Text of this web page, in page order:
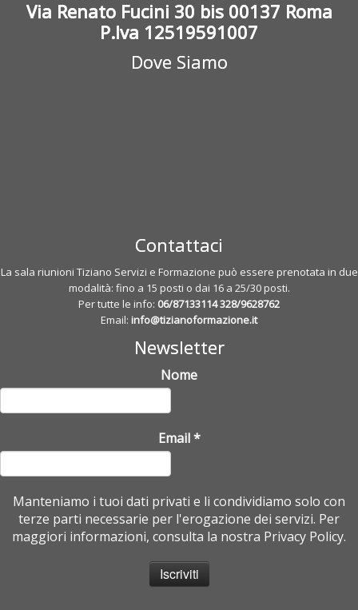
Via Renato Fucini 30 bis 00137 Roma
P.Iva 12519591007
Dove Siamo
Contattaci
La sala riunioni Tiziano Servizi e Formazione può essere prenotata in due
modalità: fino a 15 posti o dai 16 a 25/30 posti.
Per tutte le info: 06/87133114328/9628762
Email: info@tizianoformazione.it
Newsletter
Nome
Email*
Manteniamo i tuoi dati privati e li condividiamo solo con
terze parti necessarie per l'erogazione dei servizi. Per
maggiori informazioni, consulta la nostra Privacy Policy.